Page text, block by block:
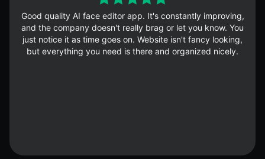
Good quality AI face editor app. It's constantly improving,
and the company doesn't really brag or let you know. You
just notice it as time goes on. Website isn't fancy looking,
but everything you need is there and organized nicely.